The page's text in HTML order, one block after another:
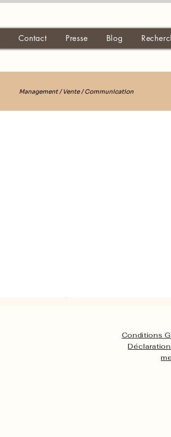
Contact Presse Blog
Management / Vente / Communication
Conditions